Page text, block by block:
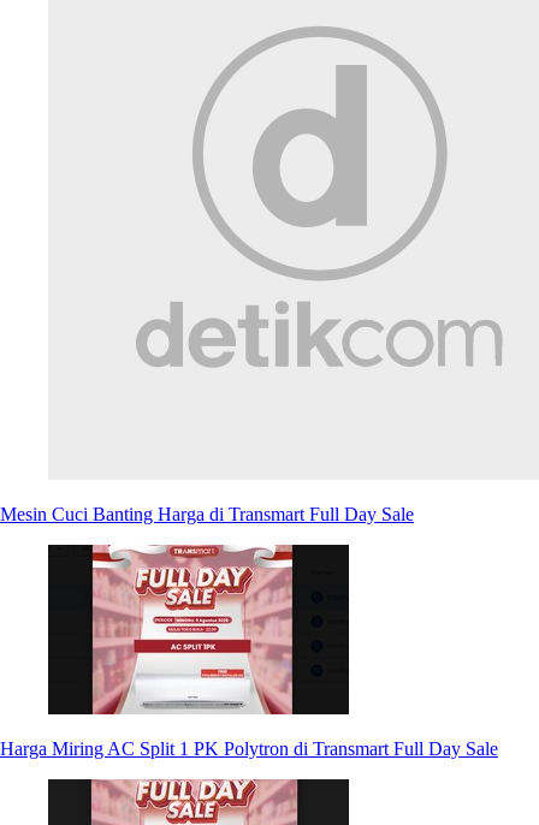
Mesin Cuci Banting Harga di Transmart Full Day Sale
Harga Miring AC Split 1 PK Polytron di Transmart Full Day Sale